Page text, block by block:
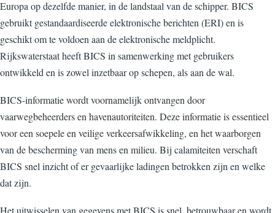
Europa op dezelfde manier, in de landstaal van de schipper. BICS
gebruikt gestandaardiseerde elektronische berichten (ERI) en is
geschikt om te voldoen aan de elektronische meldplicht.
Rijkswaterstaat heeft BICS in samenwerking met gebruikers
ontwikkeld en is zowel inzetbaar op schepen, als aan de wal.
BICS-informatie wordt voornamelijk ontvangen door
vaarwegbeheerders en havenautoriteiten. Deze informatie is essentieel
voor een soepele en veilige verkeersafwikkeling, en het waarborgen
van de bescherming van mens en milieu. Bij calamiteiten verschaft
BICS snel inzicht of er gevaarlijke ladingen betrokken zijn en welke
dat zijn.